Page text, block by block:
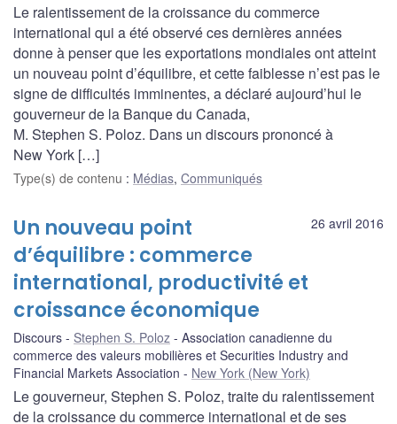
Le ralentissement de la croissance du commerce
international qui a été observé ces dernières années
donne à penser que les exportations mondiales ont atteint
un nouveau point d’équilibre, et cette faiblesse n’est pas le
signe de difficultés imminentes, a déclaré aujourd’hui le
gouverneur de la Banque du Canada,
M. Stephen S. Poloz. Dans un discours prononcé à
New York […]
Type(s) de contenu : Médias, Communiqués
26 avril 2016
Un nouveau point
d’équilibre : commerce
international, productivité et
croissance économique
Discours Stephen S. Poloz
Association canadienne du
commerce des valeurs mobilières et Securities Industry and
Financial Markets Association
New York (New York)
Le gouverneur, Stephen S. Poloz, traite du ralentissement
de la croissance du commerce international et de ses